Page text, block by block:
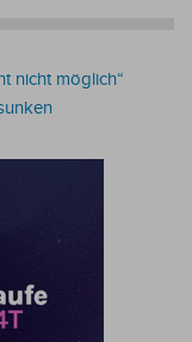
nicht möglich“